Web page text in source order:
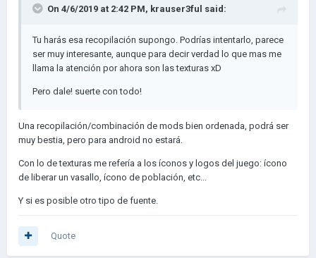
salu2
- Ideologías: encontrando una forma de tener más de 20
- Reubicación de países: a través de los eventos y sus
URSS y rus_c en RSSR
posee una cantidad de regiones propia que serían los
estados/provincias de cada país, se podría decir que su
PICANTE!:
On 4/6/2019 at 2:42 PM, krauser3ful said:
Tu harás esa recopilación supongo. Podrías intentarlo, parece
ser muy interesante, aunque para decir verdad lo que mas me
llama la atención por ahora son las texturas xD
Pero dale! suerte con todo!
Una recopilación/combinación de mods bien ordenada, podrá ser
muy bestia, pero para android no estará.
Con lo de texturas me refería a los íconos y logos del juego: ícono
de liberar un vasallo, ícono de población, etc...
Y si es posible otro tipo de fuente.
Quote